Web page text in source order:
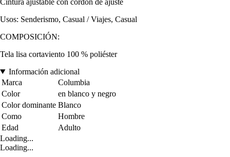
Cintura ajustable con cordón de ajuste
Usos: Senderismo, Casual / Viajes, Casual
COMPOSICIÓN:
Tela lisa cortaviento 100 % poliéster
Información adicional
Marca
Columbia
Color
en blanco y negro
Color dominante Blanco
Como
Hombre
Edad
Adulto
Loading...
Loading...